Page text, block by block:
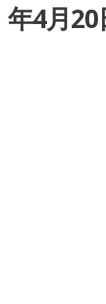
年4月20